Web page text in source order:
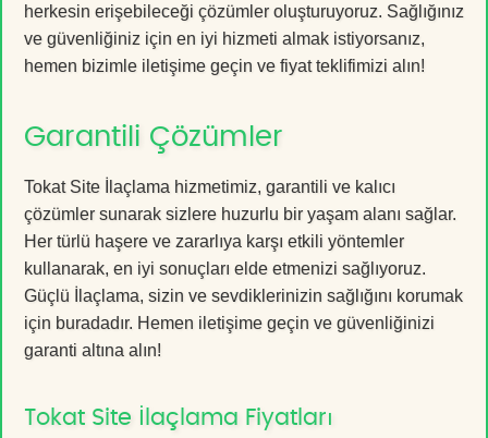
herkesin erişebileceği çözümler oluşturuyoruz. Sağlığınız
ve güvenliğiniz için en iyi hizmeti almak istiyorsanız,
hemen bizimle iletişime geçin ve fiyat teklifimizi alın!
Garantili Çözümler
Tokat Site İlaçlama hizmetimiz, garantili ve kalıcı
çözümler sunarak sizlere huzurlu bir yaşam alanı sağlar.
Her türlü haşere ve zararlıya karşı etkili yöntemler
kullanarak, en iyi sonuçları elde etmenizi sağlıyoruz.
Güçlü İlaçlama, sizin ve sevdiklerinizin sağlığını korumak
için buradadır. Hemen iletişime geçin ve güvenliğinizi
garanti altına alın!
Tokat Site İlaçlama Fiyatları